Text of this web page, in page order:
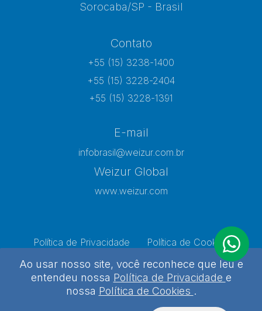
Sorocaba/SP - Brasil
Contato
+55 (15) 3238-1400
+55 (15) 3228-2404
+55 (15) 3228-1391
E-mail
infobrasil@weizur.com.br
Weizur Global
www.weizur.com
Política de Privacidade
Política de Cookies
Preferências de Cookies
Weizur 2026 - Todos os direitos reservados
Ao usar nosso site, você reconhece que leu e
entendeu nossa Política de Privacidade e
nossa Política de Cookies .